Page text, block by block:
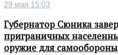
29 мая 15:03
Губернатор Сюника
приграничных
оружие для самообороны